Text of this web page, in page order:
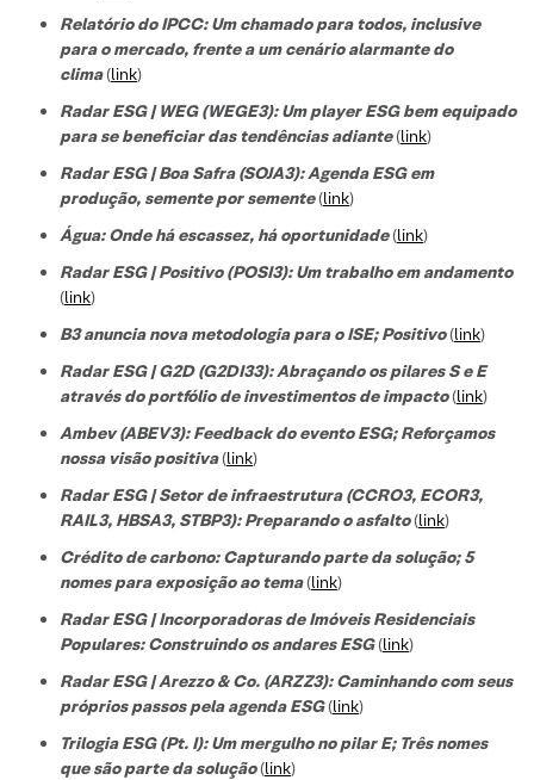
Relatório do IPCC: Um chamado para todos, inclusive
para o mercado, frente a um cenário alarmante do
clima(link)
Radar ESG | WEG (WEGE3): Um player ESG bem equipado
para se beneficiar das tendências adiante(link)
Radar ESG | Boa Safra (SOJA3): Agenda ESG em
produção, semente por semente(link)
Água: Onde há escassez, há oportunidade(link)
Radar ESG | Positivo (POSI3): Um trabalho em andamento
(link)
B3 anuncia nova metodologia para o ISE; Positivo(link)
Radar ESG | G2D (G2DI33): Abraçando os pilares S e E
através do portfólio de investimentos de impacto(link)
Ambev (ABEV3): Feedback do evento ESG; Reforçamos
nossa visão positiva(link)
Radar ESG | Setor de infraestrutura (CCRO3, ECOR3,
RAIL3, HBSA3, STBP3): Preparando o asfalto(link)
Crédito de carbono: Capturando parte da solução; 5
nomes para exposição ao tema(link)
Radar ESG | Incorporadoras de Imóveis Residenciais
Populares: Construindo os andares ESG(link)
Radar ESG | Arezzo & Co. (ARZZ3): Caminhando com seus
próprios passos pela agenda ESG(link)
Trilogia ESG (Pt. I): Um mergulho no pilar E; Três nomes
que são parte da solução(link)